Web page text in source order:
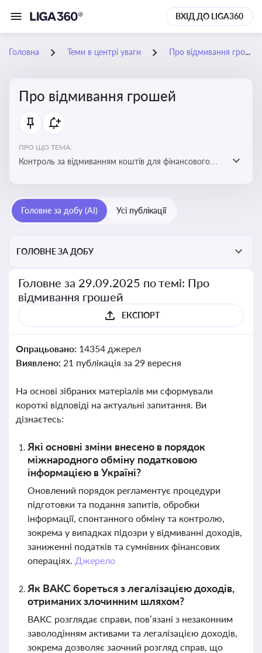
ВХІД ДО LIGA360
Головна Теми в центрі уваги Про відмивання грошей
Про відмивання грошей
ПРО ЩО ТЕМА:
Контроль за відмиванням коштів для фінансового
сплати податків. Вбудовування AML у договори та
Головне за добу (AI) Усі публікації
ГОЛОВНЕ ЗА ДОБУ
Головне за 29.09.2025 по темі: Про
відмивання грошей
ЕКСПОРТ
Опрацьовано: 14354 джерел
Виявлено: 21 публікація за 29 вересня
На основі зібраних матеріалів ми сформували
короткі відповіді на актуальні запитання. Ви
дізнаєтесь:
Які основні зміни внесено в порядок
міжнародного обміну податковою
інформацією в Україні?
Оновлений порядок регламентує процедури
підготовки та подання запитів, обробки
інформації, спонтанного обміну та контролю,
зокрема у випадках підозри у відмиванні доходів,
заниженні податків та сумнівних фінансових
операціях. Джерело
Як ВАКС бореться з легалізацією доходів,
отриманих злочинним шляхом?
ВАКС розглядає справи, пов’язані з незаконним
заволодінням активами та легалізацією доходів,
зокрема дозволяє заочний розгляд справ, що